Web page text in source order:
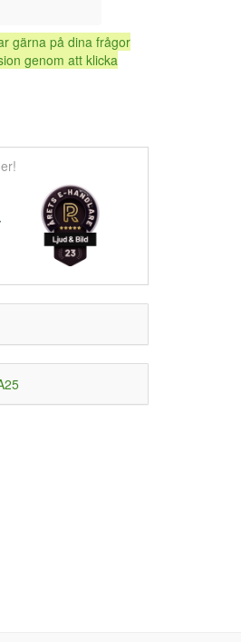
gärna på dina frågor
genom att klicka